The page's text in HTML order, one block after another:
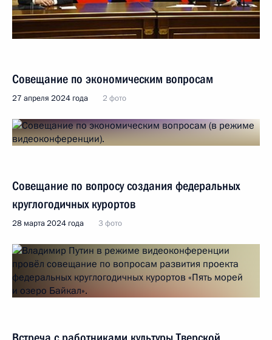
Совещание по экономическим вопросам
27 апреля 2024 года 2 фото
Совещание по вопросу создания федеральных
круглогодичных курортов
28 марта 2024 года 3 фото